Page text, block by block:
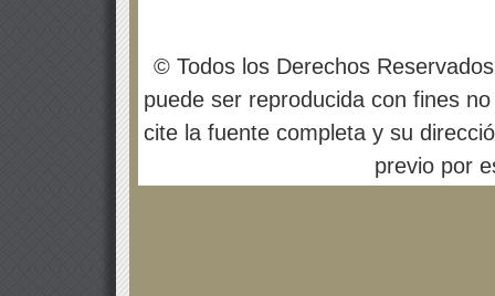
© Todos los Derechos
puede ser reproducida con fines
cite la fuente completa y su
previo por